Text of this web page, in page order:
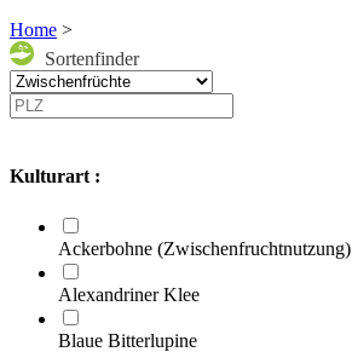
Home >
Sortenfinder
Kulturart :
Ackerbohne (Zwischenfruchtnutzung)
Alexandriner Klee
Blaue Bitterlupine